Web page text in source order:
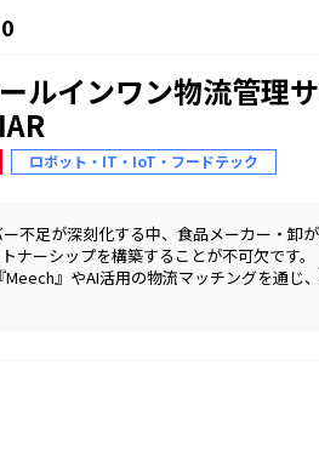
ルインワン物流管理
ロボット・IT・IoT・フードテック
不足が深刻化する中、食品メーカー・
ナーシップを構築することが不可欠です。
Meech』やAI活用の物流マッチングを通